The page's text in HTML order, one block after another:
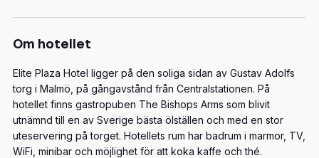
Om hotellet
Elite Plaza Hotel ligger på den soliga sidan av Gustav Adolfs
torg i Malmö, på gångavstånd från Centralstationen. På
hotellet finns gastropuben The Bishops Arms som blivit
utnämnd till en av Sverige bästa ölställen och med en stor
uteservering på torget. Hotellets rum har badrum i marmor, TV,
WiFi, minibar och möjlighet för att koka kaffe och thé.